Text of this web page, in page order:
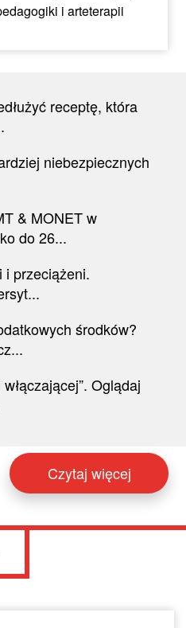
i arteterapii
receptę, która
niebezpiecznych
& MONET w
do 26...
i przeciążeni.
środków?
Oglądaj
Czytaj więcej